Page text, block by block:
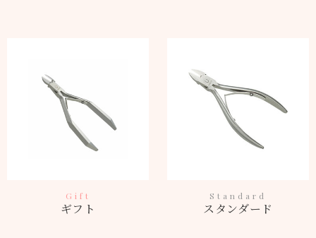
Gift
ギフト
Standard
スタンダード